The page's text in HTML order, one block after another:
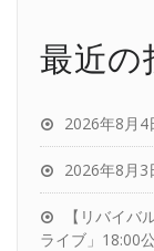
最近の
2026年8月4
2026年8月3
【リバイバ
ライブ」18:00